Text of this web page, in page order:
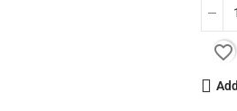
favorite_border